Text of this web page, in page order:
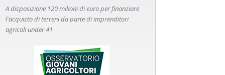
A disposizione 120 milioni di euro per finanziare
l'acquisto di terreni da parte di imprenditori
agricoli under 41